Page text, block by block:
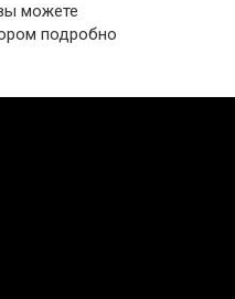
можете
подробно